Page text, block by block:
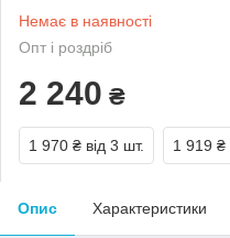
Немає в наявності
Опт і роздріб
2 240 ₴
1 970 ₴ від 3 шт. 1 919 ₴
Опис Характеристики